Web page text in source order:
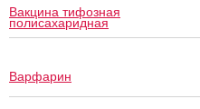
Вакцина тифозная
полисахаридная
Варфарин